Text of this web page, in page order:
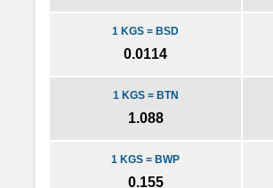
1 KGS = BSD
0.0114
1 KGS = BTN
1.088
1 KGS = BWP
0.155